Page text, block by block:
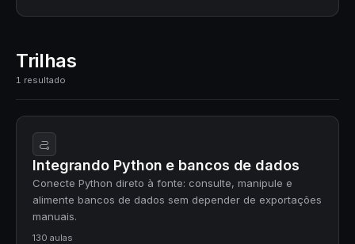
Trilhas
1 resultado
Integrando Python e bancos de dados
Conecte Python direto à fonte: consulte, manipule e
alimente bancos de dados sem depender de exportações
manuais.
130 aulas